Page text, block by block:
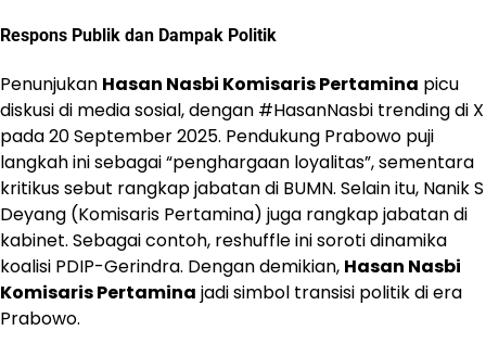
Respons Publik dan Dampak Politik
Penunjukan Hasan Nasbi Komisaris Pertamina picu
diskusi di media sosial, dengan #HasanNasbi trending di X
pada 20 September 2025. Pendukung Prabowo puji
langkah ini sebagai “penghargaan loyalitas”, sementara
kritikus sebut rangkap jabatan di BUMN. Selain itu, Nanik S
Deyang (Komisaris Pertamina) juga rangkap jabatan di
kabinet. Sebagai contoh, reshuffle ini soroti dinamika
koalisi PDIP-Gerindra. Dengan demikian, Hasan Nasbi
Komisaris Pertamina jadi simbol transisi politik di era
Prabowo.